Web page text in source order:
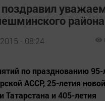
поздравил
района
- 08:24
по празднованию 95-
АССР, 25-летия новой
Татарстана и 405-летия